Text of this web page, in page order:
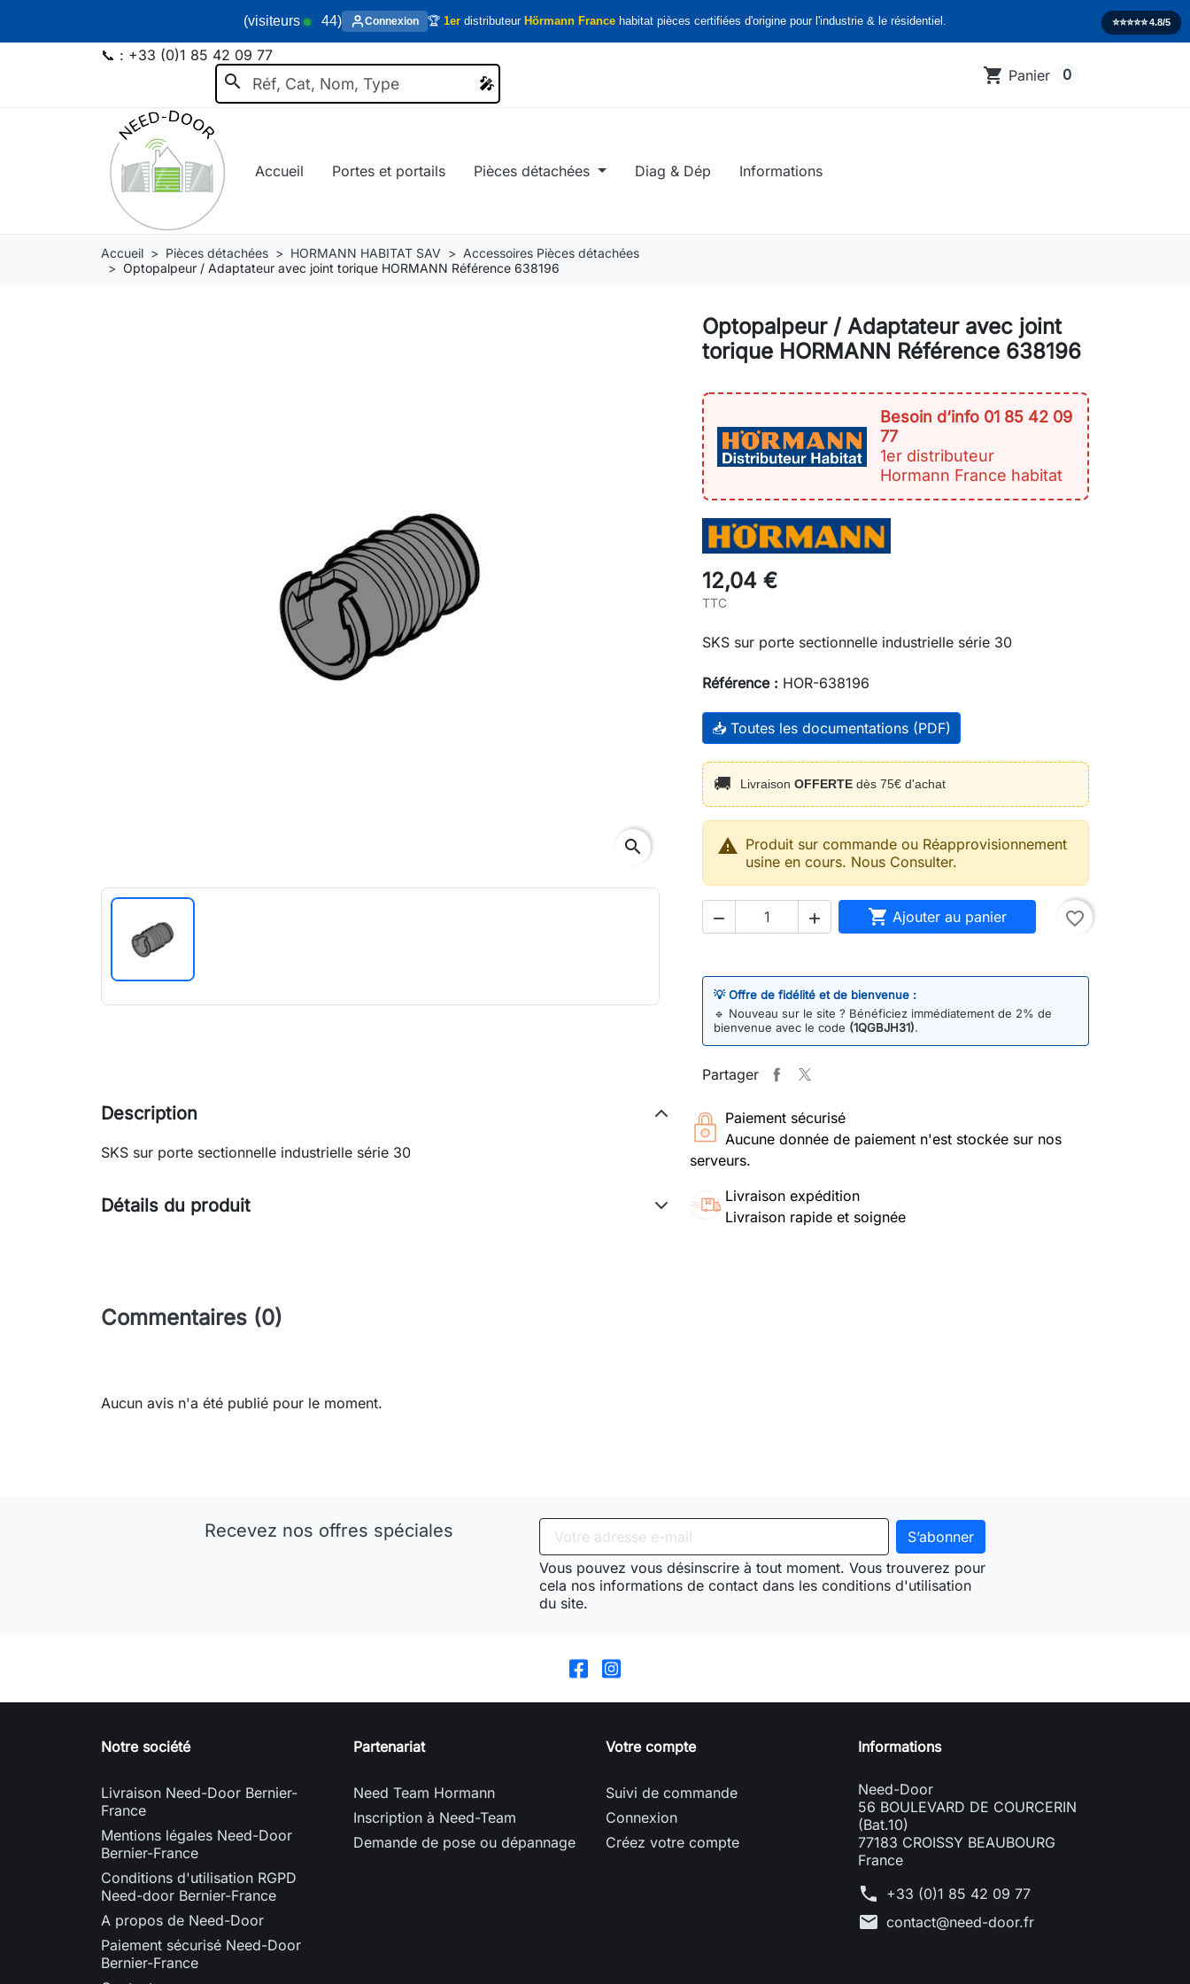
(visiteurs 44) Connexion 🏆 1er distributeur Hörmann France habitat pièces certifiées d'origine pour l'industrie & le résidentiel. ⭐️⭐️⭐️⭐️⭐️4.8/5
search 🎤
🎤
📞 : +33 (0)1 85 42 09 77
shopping_cart Panier 0
Accueil Portes et portails Pièces détachées Diag & Dép Informations
Accueil Pièces détachées HORMANN HABITAT SAV
Accessoires Pièces détachées
Optopalpeur / Adaptateur avec joint torique HORMANN Référence 638196
search
Optopalpeur / Adaptateur avec joint
torique HORMANN Référence 638196
Besoin d‘info 01 85 42 09
77
1er distributeur
Hormann France habitat
12,04 €
TTC
SKS sur porte sectionnelle industrielle série 30
Référence : HOR-638196
📥 Toutes les documentations (PDF)
🚚 Livraison OFFERTE dès 75€ d'achat
 Produit sur commande ou Réapprovisionnement
usine en cours. Nous Consulter.
   Ajouter au panier favorite_border
💡 Offre de fidélité et de bienvenue :
🔹 Nouveau sur le site ? Bénéficiez immédiatement de 2% de
bienvenue avec le code (1QGBJH31).
Partager
Paiement sécurisé
Aucune donnée de paiement n'est stockée sur nos
serveurs.
Livraison expédition
Livraison rapide et soignée
Description
SKS sur porte sectionnelle industrielle série 30
Détails du produit
Commentaires (0)
Aucun avis n'a été publié pour le moment.
Recevez nos offres spéciales
Vous pouvez vous désinscrire à tout moment. Vous trouverez pour
cela nos informations de contact dans les conditions d'utilisation
du site.
Notre société
Livraison Need-Door Bernier-
France
Mentions légales Need-Door
Bernier-France
Conditions d'utilisation RGPD
Need-door Bernier-France
A propos de Need-Door
Paiement sécurisé Need-Door
Bernier-France
Partenariat
Need Team Hormann
Inscription à Need-Team
Demande de pose ou dépannage
Votre compte
Suivi de commande
Connexion
Créez votre compte
Informations
Need-Door
56 BOULEVARD DE COURCERIN
(Bat.10)
77183 CROISSY BEAUBOURG
France
phone +33 (0)1 85 42 09 77
mail contact@need-door.fr